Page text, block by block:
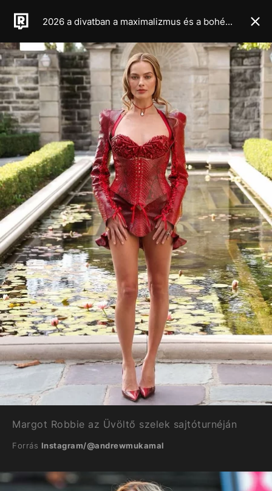
2026 a divatban a maximalizmus és a bohém élet éve lesz, legalábbis a legújabb haute couture kollekciók alapján
Margot Robbie az Üvöltő szelek sajtóturnéján
Forrás Instagram/@andrewmukamal